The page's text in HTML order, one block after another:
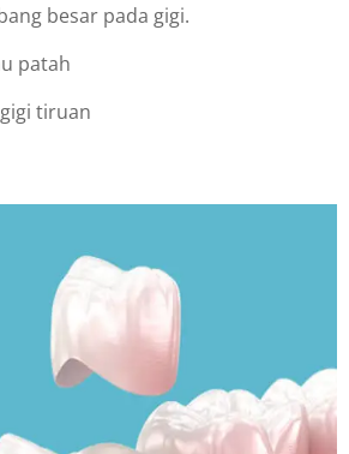
besar pada gigi.
patah
tiruan